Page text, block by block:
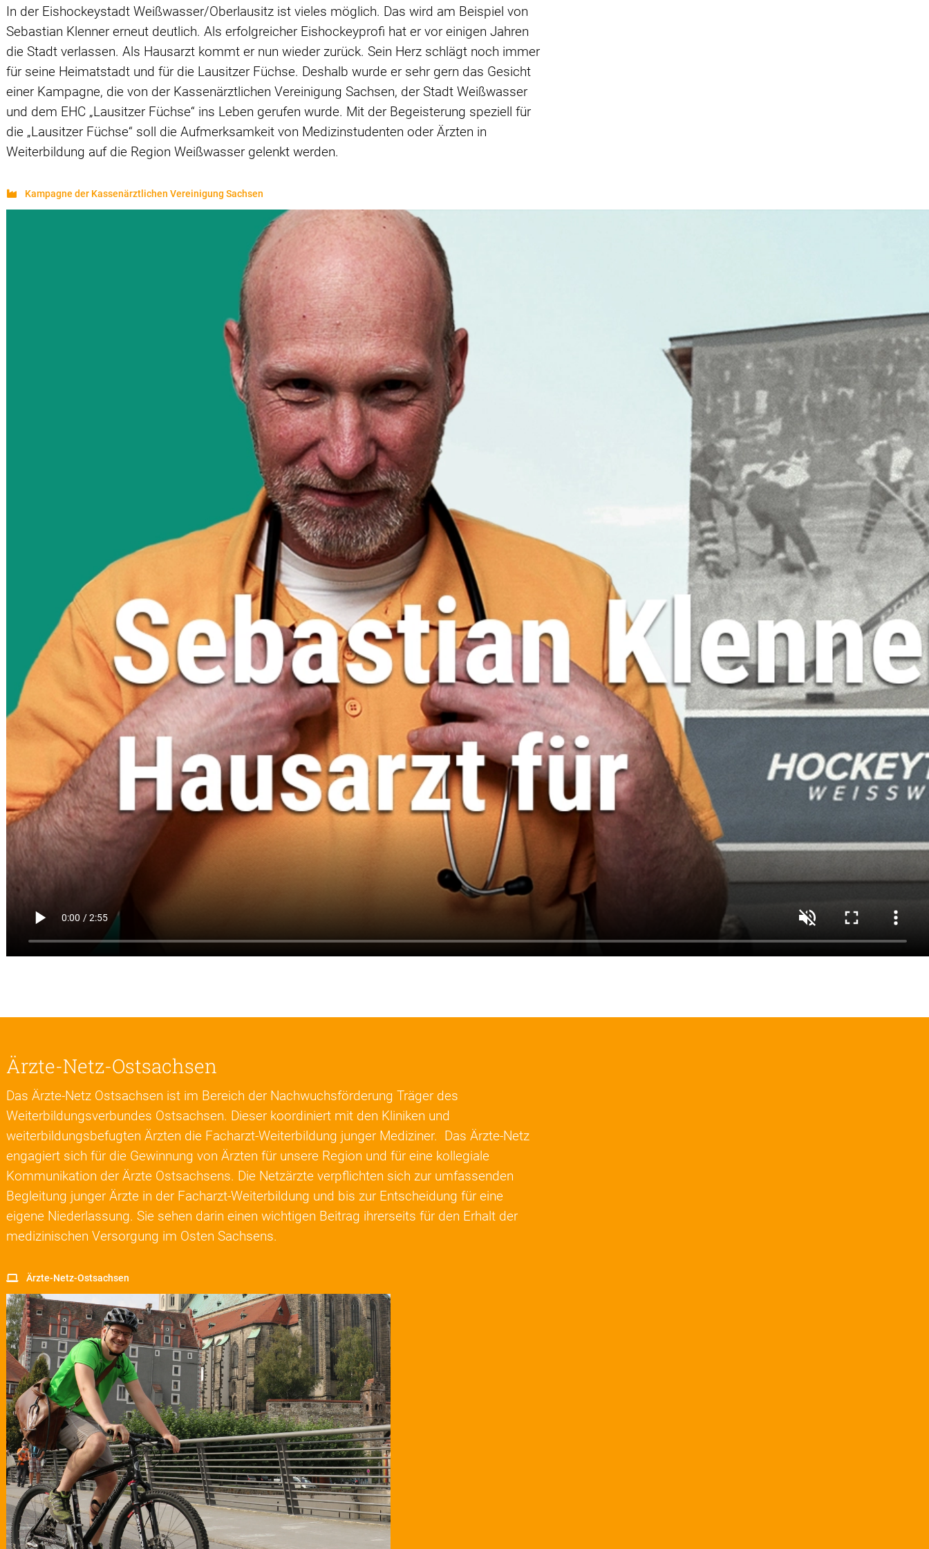
In der Eishockeystadt Weißwasser/Oberlausitz ist vieles möglich. Das wird am Beispiel von
Sebastian Klenner erneut deutlich. Als erfolgreicher Eishockeyprofi hat er vor einigen Jahren
die Stadt verlassen. Als Hausarzt kommt er nun wieder zurück. Sein Herz schlägt noch immer
für seine Heimatstadt und für die Lausitzer Füchse. Deshalb wurde er sehr gern das Gesicht
einer Kampagne, die von der Kassenärztlichen Vereinigung Sachsen, der Stadt Weißwasser
und dem EHC „Lausitzer Füchse“ ins Leben gerufen wurde. Mit der Begeisterung speziell für
die „Lausitzer Füchse“ soll die Aufmerksamkeit von Medizinstudenten oder Ärzten in
Weiterbildung auf die Region Weißwasser gelenkt werden.
Kampagne der Kassenärztlichen Vereinigung Sachsen
Ärzte-Netz-Ostsachsen
Das Ärzte-Netz Ostsachsen ist im Bereich der Nachwuchsförderung Träger des
Weiterbildungsverbundes Ostsachsen. Dieser koordiniert mit den Kliniken und
weiterbildungsbefugten Ärzten die Facharzt-Weiterbildung junger Mediziner. Das Ärzte-Netz
engagiert sich für die Gewinnung von Ärzten für unsere Region und für eine kollegiale
Kommunikation der Ärzte Ostsachsens. Die Netzärzte verpflichten sich zur umfassenden
Begleitung junger Ärzte in der Facharzt-Weiterbildung und bis zur Entscheidung für eine
eigene Niederlassung. Sie sehen darin einen wichtigen Beitrag ihrerseits für den Erhalt der
medizinischen Versorgung im Osten Sachsens.
Ärzte-Netz-Ostsachsen